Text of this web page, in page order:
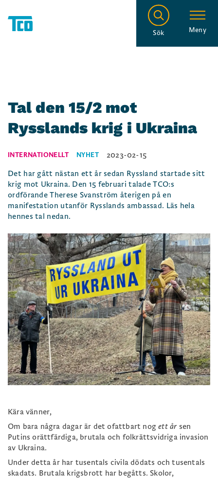
Sök Meny
Tal den 15/2 mot
Rysslands krig i Ukraina
INTERNATIONELLT NYHET
2023-02-15
Det har gått nästan ett år sedan Ryssland startade sitt
krig mot Ukraina. Den 15 februari talade TCO:s
ordförande Therese Svanström återigen på en
manifestation utanför Rysslands ambassad. Läs hela
hennes tal nedan.
Kära vänner,
Om bara några dagar är det ofattbart nogett årsen
Putins orättfärdiga, brutala och folkrättsvidriga invasion
av Ukraina.
Under detta år har tusentals civila dödats och tusentals
skadats. Brutala krigsbrott har begåtts. Skolor,